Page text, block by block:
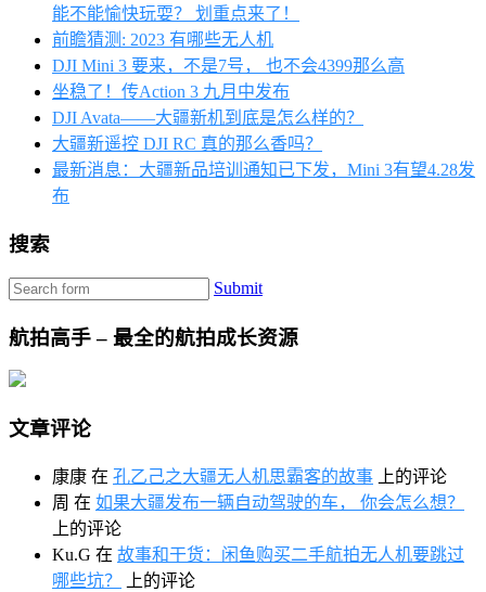
能不能愉快玩耍？ 划重点来了！
前瞻猜测: 2023 有哪些无人机
DJI Mini 3 要来，不是7号， 也不会4399那么高
坐稳了！传Action 3 九月中发布
DJI Avata——大疆新机到底是怎么样的？
大疆新遥控 DJI RC 真的那么香吗？
最新消息：大疆新品培训通知已下发，Mini 3有望4.28发
布
搜索
Submit
航拍高手 – 最全的航拍成长资源
文章评论
康康 在 孔乙己之大疆无人机思霸客的故事 上的评论
周 在 如果大疆发布一辆自动驾驶的车， 你会怎么想？
上的评论
Ku.G 在 故事和干货：闲鱼购买二手航拍无人机要跳过
哪些坑？
上的评论